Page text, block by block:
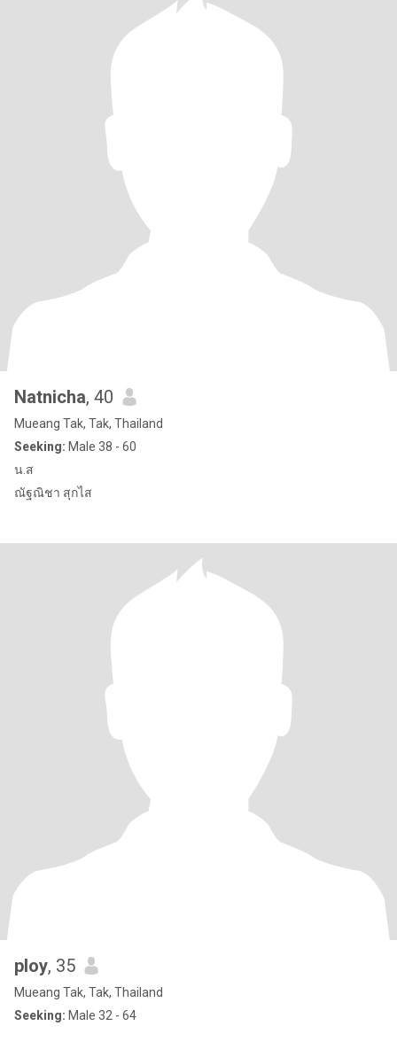
Natnicha, 40
Mueang Tak, Tak, Thailand
Seeking: Male 38 - 60
น.ส
ณัฐณิชา สุกไส
ploy, 35
Mueang Tak, Tak, Thailand
Seeking: Male 32 - 64